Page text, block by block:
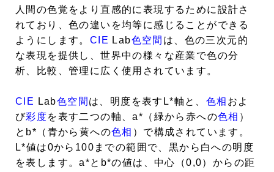
人間の色覚をより直感的に表現するために設計さ
れており、色の違いを均等に感じることができる
ようにします。 CIE Lab色空間 は、色の三次元的
な表現を提供し、世界中の様々な産業で色の分
析、比較、管理に広く使用されています。
CIE Lab色空間 は、明度を表すL*軸と、 色相 およ
び彩度を表す二つの軸、a*（緑から赤への色相 ）
とb*（青から黄への色相 ）で構成されています。
L*値は0から100までの範囲で、黒から白への明度
を表します。a*とb*の値は、中心（0,0）からの距